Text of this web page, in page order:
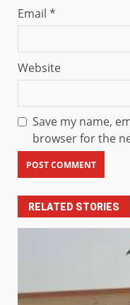
Email *
Website
Save my name,
browser for the
RELATED STORIES